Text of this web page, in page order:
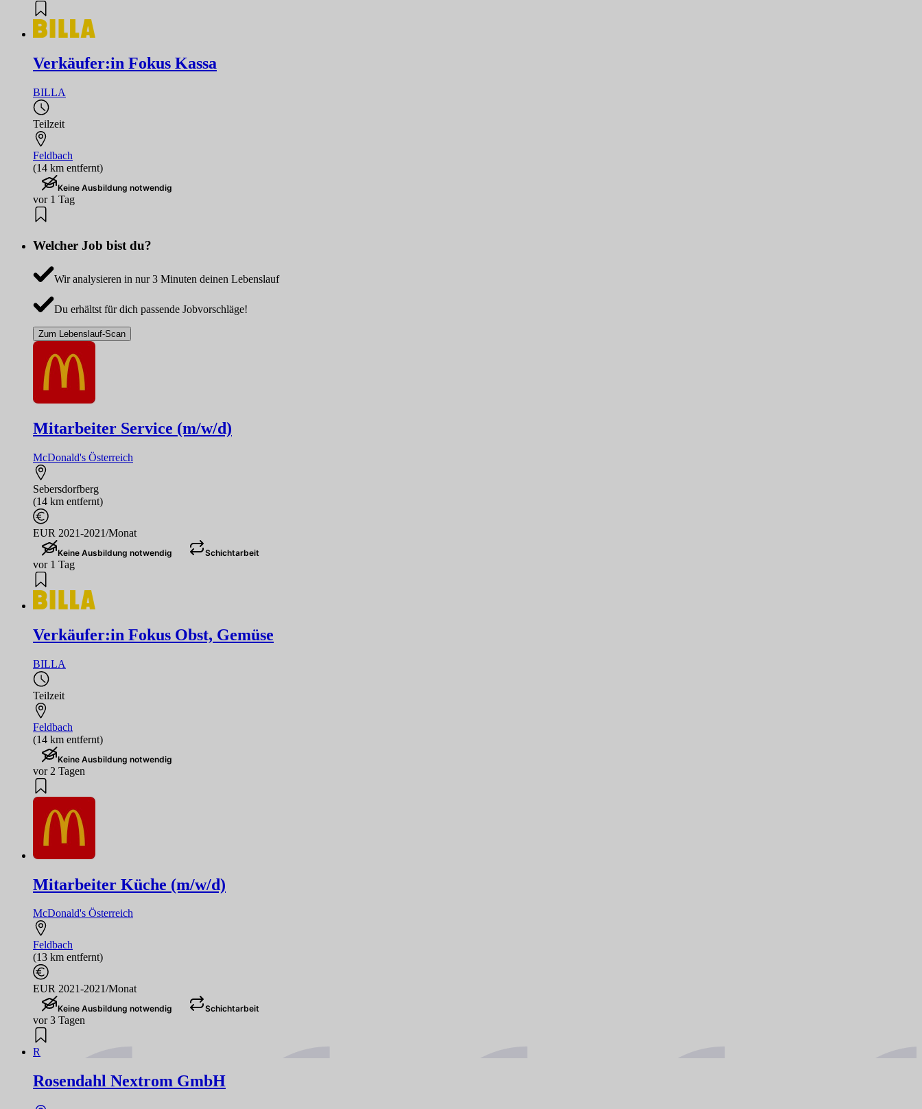
Verkäufer:in Fokus Kassa
BILLA
Teilzeit
Feldbach
(14 km entfernt)
Keine Ausbildung notwendig
vor 1 Tag
Welcher Job bist du?
Wir analysieren in nur 3 Minuten deinen Lebenslauf
Du erhältst für dich passende Jobvorschläge!
Zum Lebenslauf-Scan
Mitarbeiter Service (m/w/d)
McDonald's Österreich
Sebersdorfberg
(14 km entfernt)
EUR 2021-2021/Monat
Keine Ausbildung notwendig Schichtarbeit
vor 1 Tag
Verkäufer:in Fokus Obst, Gemüse
BILLA
Teilzeit
Feldbach
(14 km entfernt)
Keine Ausbildung notwendig
vor 2 Tagen
Mitarbeiter Küche (m/w/d)
McDonald's Österreich
Feldbach
(13 km entfernt)
EUR 2021-2021/Monat
Keine Ausbildung notwendig Schichtarbeit
vor 3 Tagen
R
Rosendahl Nextrom GmbH